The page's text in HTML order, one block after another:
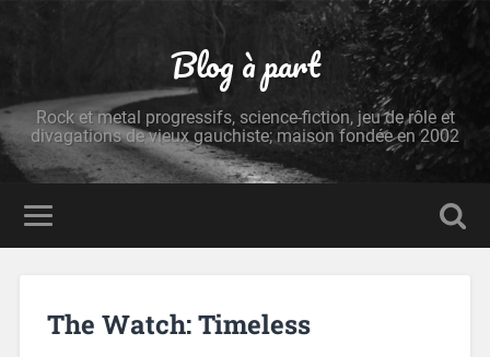
Blog à part
Rock et metal progressifs, science-fiction, jeu de rôle et
divagations de vieux gauchiste; maison fondée en 2002
The Watch: Timeless